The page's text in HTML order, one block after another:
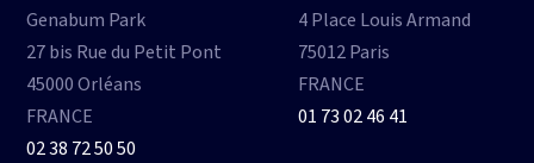
Genabum Park
27 bis Rue du Petit Pont
45000 Orléans
FRANCE
02 38 72 50 50
4 Place Louis Armand
75012 Paris
FRANCE
01 73 02 46 41